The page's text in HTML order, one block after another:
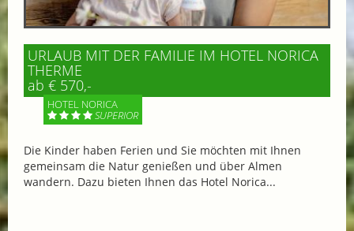
URLAUB MIT DER FAMILIE IM HOTEL NORICA
THERME
ab € 570,-
HOTEL NORICA
SUPERIOR
Die Kinder haben Ferien und Sie möchten mit Ihnen
gemeinsam die Natur genießen und über Almen
wandern. Dazu bieten Ihnen das Hotel Norica...